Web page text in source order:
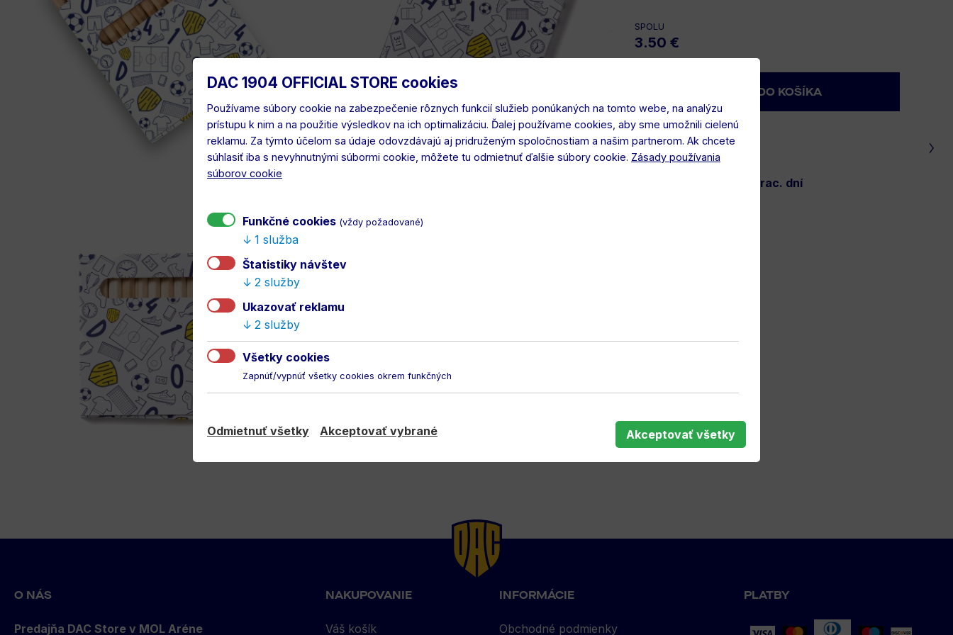
DETSKÉ
SPOLU
3.50 €
POPIS
Kreatívna zábava pre malých aj veľkých fanúšikov! Set
obsahuje 12 farebných ceruziek v praktickej krabičke s
odosielame do 3 prac. dní
O NÁS
Predajňa DAC Store v MOL Aréne
NAKUPOVANIE
Váš košík
INFORMÁCIE
Obchodné podmienky
PLATBY
DAC 1904 OFFICIAL STORE cookies
Používame súbory cookie na zabezpečenie rôznych funkcií služieb ponúkaných na tomto webe, na analýzu
prístupu k nim a na použitie výsledkov na ich optimalizáciu. Ďalej používame cookies, aby sme umožnili cielenú
reklamu. Za týmto účelom sa údaje odovzdávajú aj pridruženým spoločnostiam a našim partnerom. Ak chcete
súhlasiť iba s nevyhnutnými súbormi cookie, môžete tu odmietnuť ďalšie súbory cookie. Zásady používania
súborov cookie
Funkčné cookies (vždy požadované)
1 služba
Štatistiky návštev
2 služby
Ukazovať reklamu
2 služby
Všetky cookies
Zapnúť/vypnúť všetky cookies okrem funkčných
Odmietnuť všetky Akceptovať vybrané Akceptovať všetky